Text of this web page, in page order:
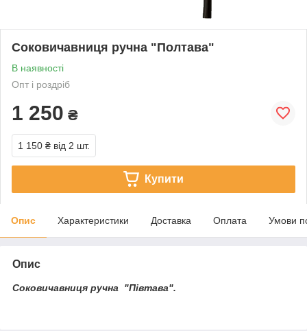
Соковичавниця ручна "Полтава"
В наявності
Опт і роздріб
1 250 ₴
1 150 ₴ від 2 шт.
Купити
Опис Характеристики Доставка Оплата Умови
Опис
Соковичавниця ручна "Півтава".